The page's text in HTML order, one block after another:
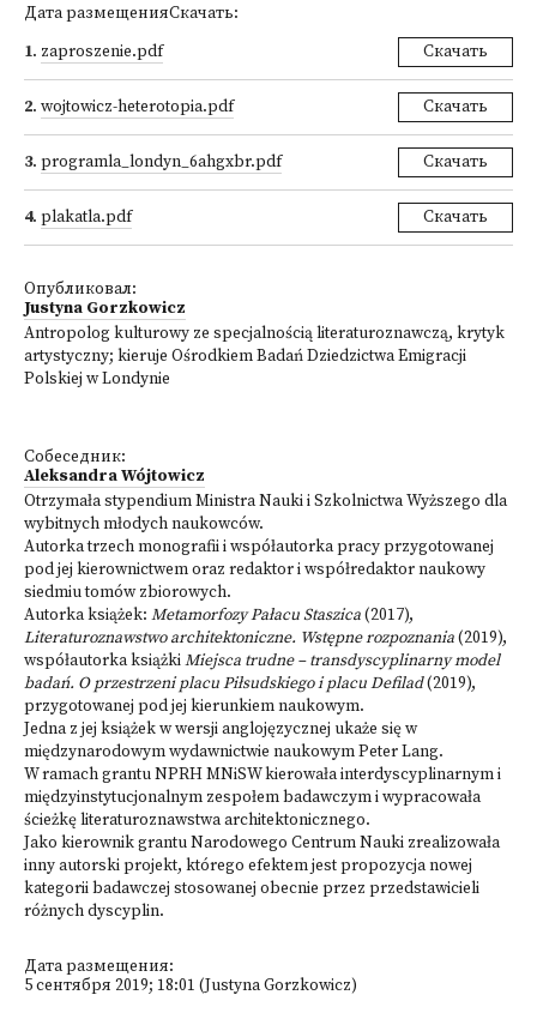
Дата размещенияСкачать:
1. zaproszenie.pdf Скачать
2. wojtowicz-heterotopia.pdf Скачать
3. programla_londyn_6ahgxbr.pdf Скачать
4. plakatla.pdf Скачать
Опубликовал:
Justyna Gorzkowicz
Antropolog kulturowy ze specjalnością literaturoznawczą, krytyk
artystyczny; kieruje Ośrodkiem Badań Dziedzictwa Emigracji
Polskiej w Londynie
Собеседник:
Aleksandra Wójtowicz
Otrzymała stypendium Ministra Nauki i Szkolnictwa Wyższego dla
wybitnych młodych naukowców.
Autorka trzech monografii i współautorka pracy przygotowanej
pod jej kierownictwem oraz redaktor i współredaktor naukowy
siedmiu tomów zbiorowych.
Autorka książek: Metamorfozy Pałacu Staszica(2017),
Literaturoznaw­stwo architektoniczne. Wstępne rozpoznania(2019),
współautorka książkiMiejsca trudne – transdyscyplinarny model
badań. O przestrzeni pla­cu Piłsudskiego i placu Defilad(2019),
przygotowanej pod jej kierunkiem naukowym.
Jedna z jej książek w wersji anglojęzycznej ukaże się w
międzynarodowym wydawnictwie naukowym Peter Lang.
W ramach grantu NPRH MNiSW kierowała interdyscyplinarnym i
międzyinstytucjonalnym zespołem badawczym i wypracowała
ścieżkę literaturoznawstwa architektonicznego.
Jako kierownik grantu Narodowego Centrum Nauki zrealizowała
inny autorski projekt, którego efektem jest propozycja nowej
kategorii badawczej stosowanej obecnie przez przedstawicieli
różnych dyscyplin.
Дата размещения:
5 сентября 2019; 18:01 (Justyna Gorzkowicz)